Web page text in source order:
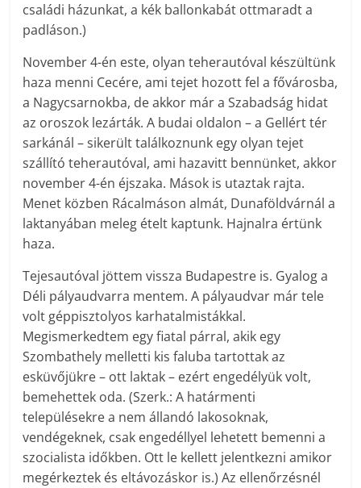
családi házunkat, a kék ballonkabát ottmaradt a
padláson.)
November 4-én este, olyan teherautóval készültünk
haza menni Cecére, ami tejet hozott fel a fővárosba,
a Nagycsarnokba, de akkor már a Szabadság hidat
az oroszok lezárták. A budai oldalon – a Gellért tér
sarkánál – sikerült találkoznunk egy olyan tejet
szállító teherautóval, ami hazavitt bennünket, akkor
november 4-én éjszaka. Mások is utaztak rajta.
Menet közben Rácalmáson almát, Dunaföldvárnál a
laktanyában meleg ételt kaptunk. Hajnalra értünk
haza.
Tejesautóval jöttem vissza Budapestre is. Gyalog a
Déli pályaudvarra mentem. A pályaudvar már tele
volt géppisztolyos karhatalmistákkal.
Megismerkedtem egy fiatal párral, akik egy
Szombathely melletti kis faluba tartottak az
esküvőjükre – ott laktak – ezért engedélyük volt,
bemehettek oda. (Szerk.: A határmenti
településekre a nem állandó lakosoknak,
vendégeknek, csak engedéllyel lehetett bemenni a
szocialista időkben. Ott le kellett jelentkezni amikor
megérkeztek és eltávozáskor is.) Az ellenőrzésnél